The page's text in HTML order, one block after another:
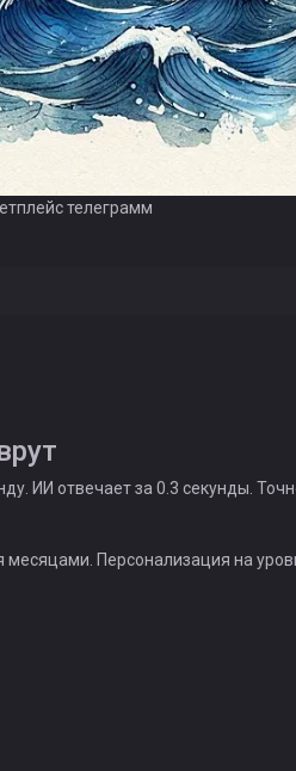
телеграмм
ИИ отвечает за 0.3 секунды.
Персонализация на